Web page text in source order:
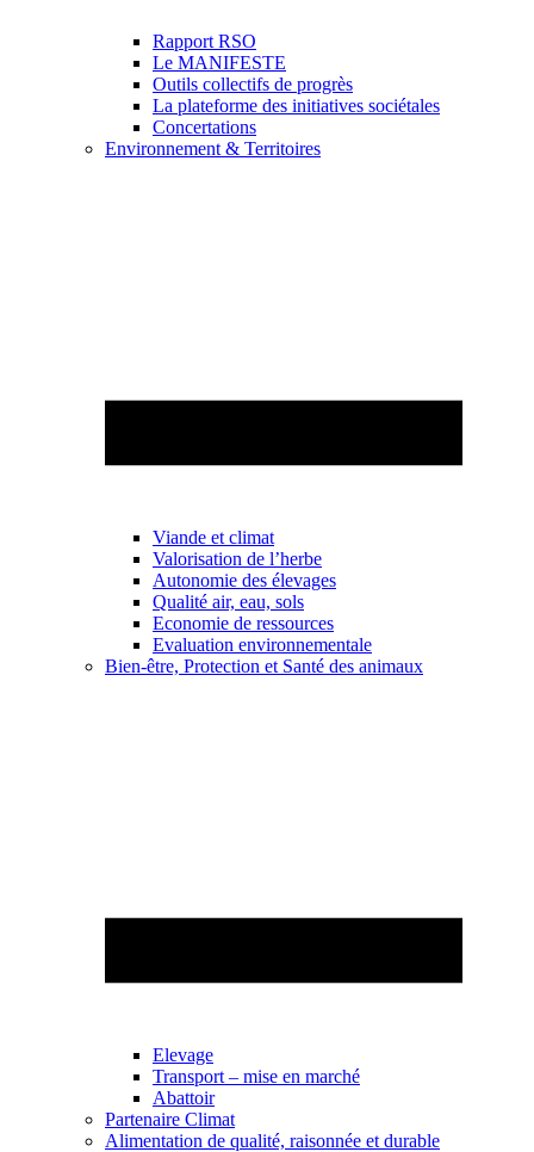
Rapport RSO
Le MANIFESTE
Outils collectifs de progrès
La plateforme des initiatives sociétales
Concertations
Environnement & Territoires
Viande et climat
Valorisation de l’herbe
Autonomie des élevages
Qualité air, eau, sols
Economie de ressources
Evaluation environnementale
Bien-être, Protection et Santé des animaux
Elevage
Transport – mise en marché
Abattoir
Partenaire Climat
Alimentation de qualité, raisonnée et durable